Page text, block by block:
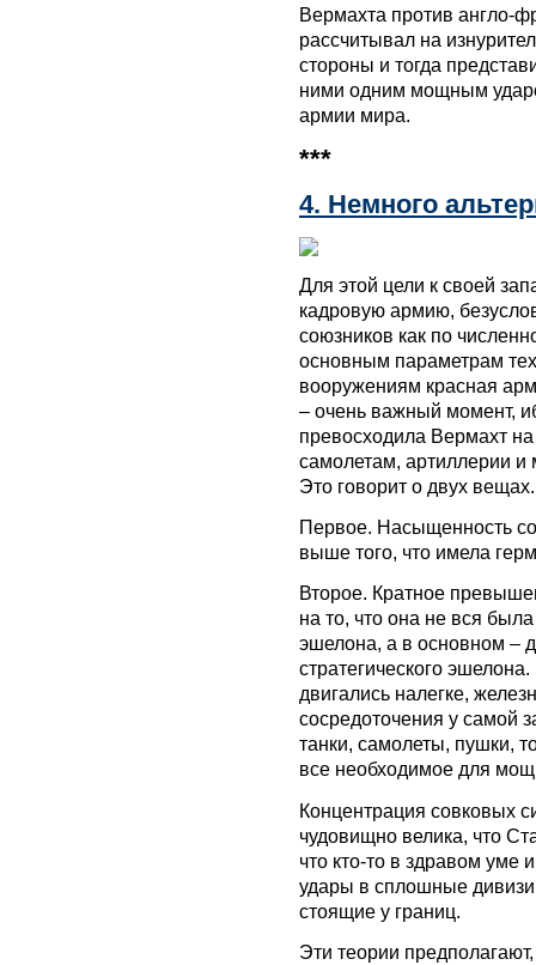
Вермахта против англо-
рассчитывал на
стороны и тогда
ними одним мощным
армии мира.
***
4. Немного
Для этой цели к своей
кадровую армию,
союзников как по
основным параметрам
вооружениям красная
– очень важный момент,
превосходила Вермахт
самолетам, артиллерии
Это говорит о двух вещах.
Первое. Насыщенность
выше того, что имела
Второе. Кратное
на то, что она не вся
эшелона, а в основном –
стратегического
двигались налегке,
сосредоточения у самой
танки, самолеты, пушки,
все необходимое для
Концентрация совковых
чудовищно велика, что
что кто-то в здравом уме
удары в сплошные
стоящие у границ.
Эти теории